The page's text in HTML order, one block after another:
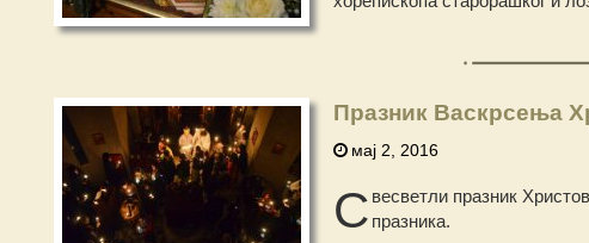
Празник Васкрсења
мај 2, 2016
С весветли празник
празника.